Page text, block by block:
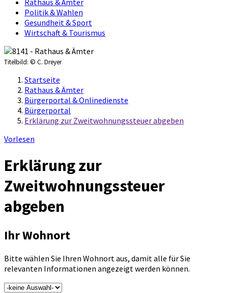
Rathaus & Ämter
Politik & Wahlen
Gesundheit & Sport
Wirtschaft & Tourismus
Titelbild: © C. Dreyer
Startseite
Rathaus & Ämter
Bürgerportal & Onlinedienste
Bürgerportal
Erklärung zur Zweitwohnungssteuer abgeben
Vorlesen
Erklärung zur
Zweitwohnungssteuer
abgeben
Ihr Wohnort
Bitte wählen Sie Ihren Wohnort aus, damit alle für Sie
relevanten Informationen angezeigt werden können.